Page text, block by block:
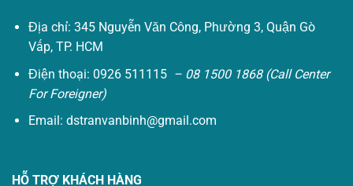
Địa chỉ: 345 Nguyễn Văn Công, Phường 3, Quận Gò
Vấp, TP. HCM
Điện thoại: 0926 511115 – 08 1500 1868 (Call Center
For Foreigner)
Email: dstranvanbinh@gmail.com
HỖ TRỢ KHÁCH HÀNG